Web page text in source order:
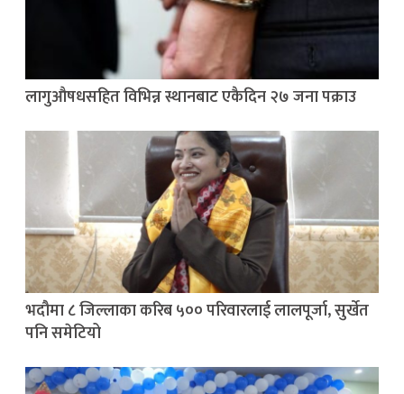
लागुऔषधसहित विभिन्न स्थानबाट एकैदिन २७ जना पक्राउ
भदौमा ८ जिल्लाका करिब ५०० परिवारलाई लालपूर्जा, सुर्खेत
पनि समेटियो